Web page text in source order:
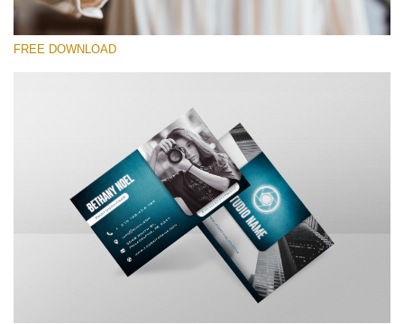
Please select
Free Template #20
Photography Flyer Template
Free download
FREE DOWNLOAD